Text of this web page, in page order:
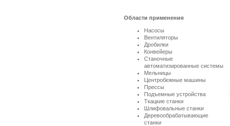
Области применения
Насосы
Вентиляторы
Дробилки
Конвейеры
Станочные
автоматизированные системы
Мельницы
Центробежные машины
Прессы
Подъемные устройства
Ткацкие станки
Шлифовальные станки
Деревообрабатывающие
станки